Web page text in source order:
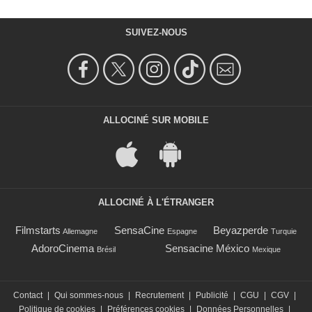
SUIVEZ-NOUS
ALLOCINÉ SUR MOBILE
ALLOCINÉ À L'ÉTRANGER
Filmstarts Allemagne SensaCine Espagne Beyazperde Turquie
AdoroCinema Brésil Sensacine México Mexique
Contact | Qui sommes-nous | Recrutement | Publicité | CGU | CGV |
Politique de cookies | Préférences cookies | Données Personnelles |